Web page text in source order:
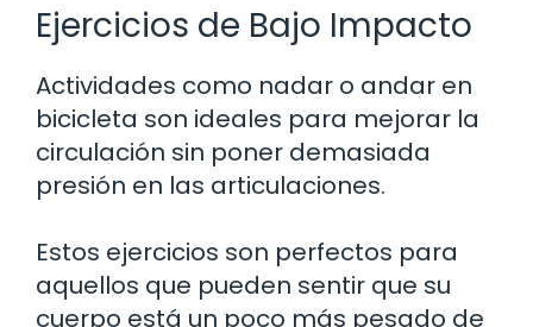
Ejercicios de Bajo Impacto
Actividades como nadar o andar en
bicicleta son ideales para mejorar la
circulación sin poner demasiada
presión en las articulaciones.
Estos ejercicios son perfectos para
aquellos que pueden sentir que su
cuerpo está un poco más pesado de